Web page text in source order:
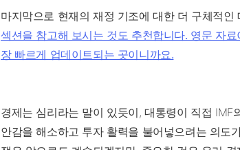
마지막으로 현재의 재정 기조에 대한 더 구체적인
섹션을 참고해 보시는 것도 추천합니다. 영문 자
장 빠르게 업데이트되는 곳이니까요.
경제는 심리라는 말이 있듯이, 대통령이 직접
안감을 해소하고 투자 활력을 불어넣으려는 의도